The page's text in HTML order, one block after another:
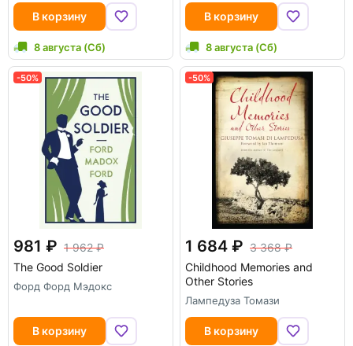
В корзину
8 августа (Сб)
В корзину
8 августа (Сб)
-50%
981
1 962
The Good Soldier
Форд Форд Мэдокс
В корзину
-50%
1 684
3 368
Childhood Memories and
Other Stories
Лампедуза Томази
В корзину